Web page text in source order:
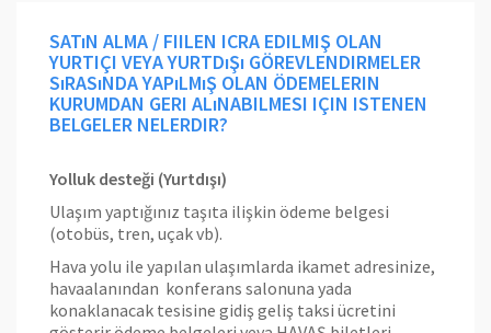
SATıN ALMA / FIILEN ICRA EDILMIŞ OLAN
YURTIÇI VEYA YURTDıŞı GÖREVLENDIRMELER
SıRASıNDA YAPıLMıŞ OLAN ÖDEMELERIN
KURUMDAN GERI ALıNABILMESI IÇIN ISTENEN
BELGELER NELERDIR?
Yolluk desteği (Yurtdışı)
Ulaşım yaptığınız taşıta ilişkin ödeme belgesi
(otobüs, tren, uçak vb).
Hava yolu ile yapılan ulaşımlarda ikamet adresinize,
havaalanından konferans salonuna yada
konaklanacak tesisine gidiş geliş taksi ücretini